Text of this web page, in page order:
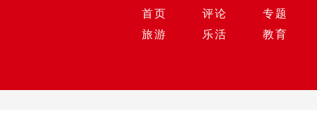
首页 评论 专题
旅游
乐活 教育